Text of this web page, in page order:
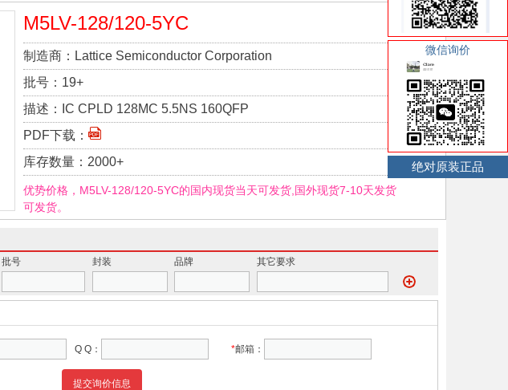
M5LV-128/120-5YC
制造商： Lattice Semiconductor Corporation
批号： 19+
描述：
IC CPLD 128MC 5.5NS 160QFP
PDF下载：
库存数量： 2000+
优势价格，M5LV-128/120-5YC的国内现货当天可发货,国外现货7-10天发货
可发货。
批号 封装 品牌 其它要求
Q Q： *邮箱：
提交询价信息
微信询价
绝对原装正品